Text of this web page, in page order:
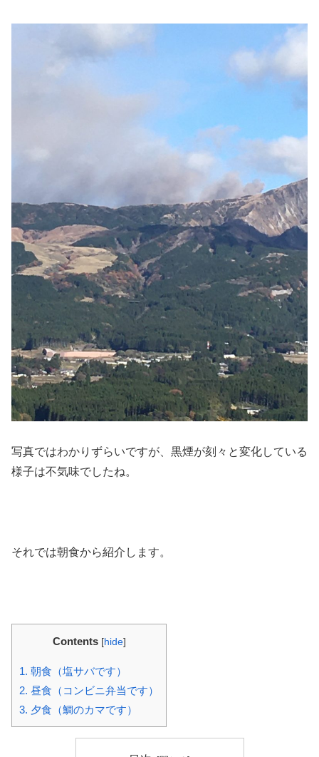
写真ではわかりずらいですが、黒煙が刻々と変化している
様子は不気味でしたね。
それでは朝食から紹介します。
Contents [hide]
1. 朝食（塩サバです）
2. 昼食（コンビニ弁当です）
3. 夕食（鯛のカマです）